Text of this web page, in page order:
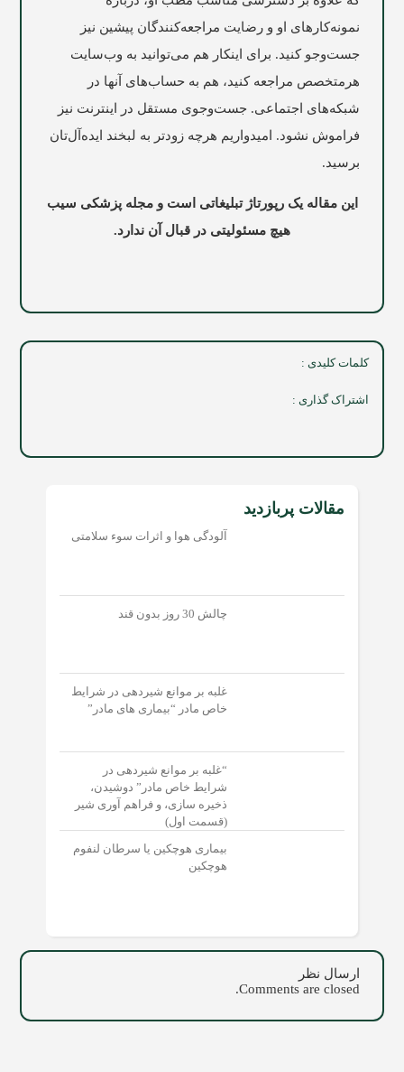
نمونه‌کارهای او و رضایت مراجعه‌کنندگان پیشین نیز
جست‌وجو کنید. برای اینکار هم می‌توانید به وب‌سایت
هرمتخصص مراجعه کنید، هم به حساب‌های آنها در
شبکه‌های اجتماعی. جست‌وجوی مستقل در اینترنت نیز
فراموش نشود. امیدواریم هرچه زودتر به لبخند ایده‌آل‌تان
برسید.
این مقاله یک رپورتاژ تبلیغاتی است و مجله پزشکی سیب
هیچ مسئولیتی در قبال آن ندارد.
کلمات کلیدی :
اشتراک گذاری :
مقالات پربازدید
آلودگی هوا و اثرات سوء سلامتی
چالش 30 روز بدون قند
غلبه بر موانع شیردهی در شرایط
خاص مادر “بیماری های مادر”
“غلبه بر موانع شیردهی در
شرایط خاص مادر” دوشیدن،
ذخیره سازی، و فراهم آوری شیر
(قسمت اول)
بیماری هوچکین یا سرطان لنفوم
هوچکین
ارسال نظر
Comments are closed.